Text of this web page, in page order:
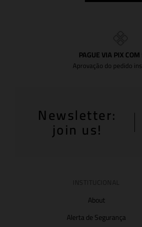
PAGUE VIA PIX COM
Aprovação do pedido
Newsletter:
join us!
About
Alerta de Segurança